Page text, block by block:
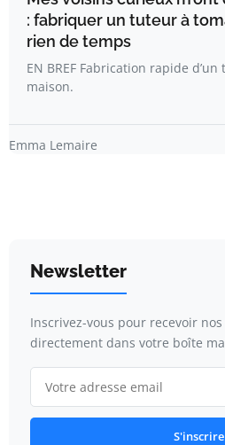
: fabriquer un tuteur à
rien de temps
EN BREF Fabrication rapide
maison.
Emma Lemaire
Newsletter
Inscrivez-vous pour recevoir
directement dans votre boîte
S'inscrire